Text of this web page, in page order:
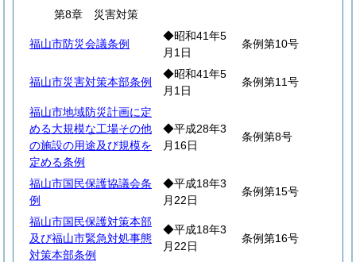
第8章 災害対策
福山市防災会議条例
◆昭和41年5
月1日
条例第10号
福山市災害対策本部条例
◆昭和41年5
月1日
条例第11号
福山市地域防災計画に定
める大規模な工場その他
の施設の用途及び規模を
定める条例
◆平成28年3
月16日
条例第8号
福山市国民保護協議会条
例
◆平成18年3
月22日
条例第15号
福山市国民保護対策本部
及び福山市緊急対処事態
対策本部条例
◆平成18年3
月22日
条例第16号